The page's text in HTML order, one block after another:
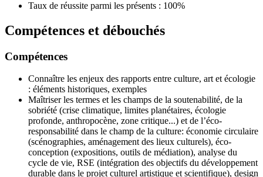
Taux de réussite parmi les présents : 100%
Compétences et débouchés
Compétences
Connaître les enjeux des rapports entre culture, art et écologie
: éléments historiques, exemples
Maîtriser les termes et les champs de la soutenabilité, de la
sobriété (crise climatique, limites planétaires, écologie
profonde, anthropocène, zone critique...) et de l’éco-
responsabilité dans le champ de la culture: économie circulaire
(scénographies, aménagement des lieux culturels), éco-
conception (expositions, outils de médiation), analyse du
cycle de vie, RSE (intégration des objectifs du développement
durable dans le projet culturel artistique et scientifique), design